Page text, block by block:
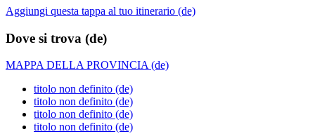
Aggiungi questa tappa al tuo itinerario (de)
Dove si trova (de)
MAPPA DELLA PROVINCIA (de)
titolo non definito (de)
titolo non definito (de)
titolo non definito (de)
titolo non definito (de)